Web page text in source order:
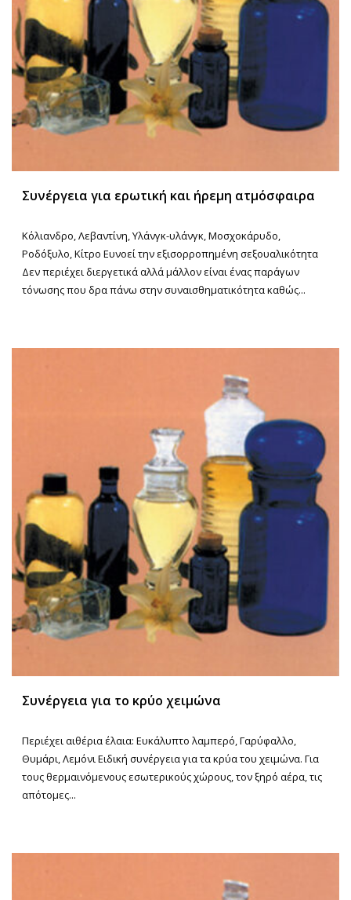
Συνέργεια για ερωτική και ήρεμη ατμόσφαιρα
Κόλιανδρο, Λεβαντίνη, Υλάνγκ-υλάνγκ, Μοσχοκάρυδο,
Ροδόξυλο, Κίτρο Ευνοεί την εξισορροπημένη σεξουαλικότητα
Δεν περιέχει διεργετικά αλλά μάλλον είναι ένας παράγων
τόνωσης που δρα πάνω στην συναισθηματικότητα καθώς...
Συνέργεια για το κρύο χειμώνα
Περιέχει αιθέρια έλαια: Ευκάλυπτο λαμπερό, Γαρύφαλλο,
Θυμάρι, Λεμόνι Ειδική συνέργεια για τα κρύα του χειμώνα. Για
τους θερμαινόμενους εσωτερικούς χώρους, τον ξηρό αέρα, τις
απότομες...